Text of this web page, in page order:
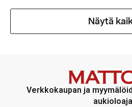
Näytä
Verkkokaupan ja